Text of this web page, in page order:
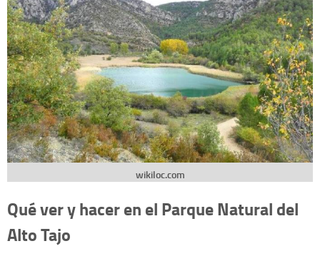
wikiloc.com
Qué ver y hacer en el Parque Natural del
Alto Tajo